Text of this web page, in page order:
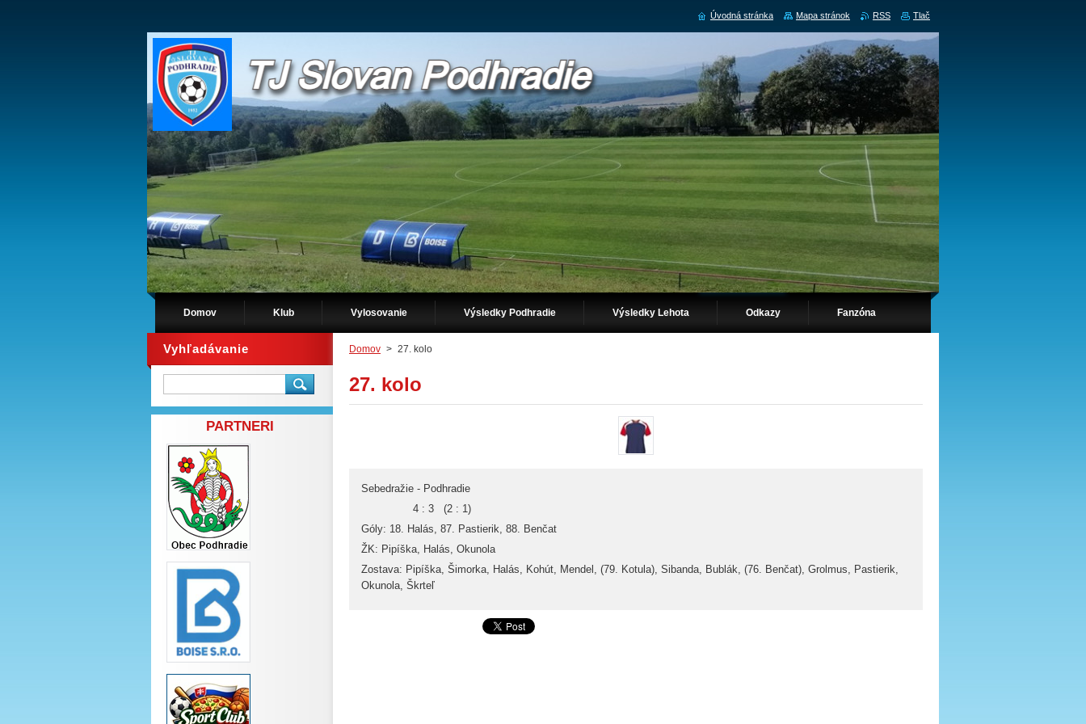
Domov Klub Vylosovanie Výsledky Podhradie Výsledky Lehota Odkazy Fanzóna
Domov > 27. kolo
27. kolo
Sebedražie - Podhradie
4 : 3 (2 : 1)
Góly: 18. Halás, 87. Pastierik, 88. Benčat
ŽK: Pipíška, Halás, Okunola
Zostava: Pipíška, Šimorka, Halás, Kohút, Mendel, (79. Kotula), Sibanda, Bublák, (76. Benčat), Grolmus, Pastierik,
Okunola, Škrteľ
Vyhľadávanie
PARTNERI
Úvodná stránka Mapa stránok RSS Tlač